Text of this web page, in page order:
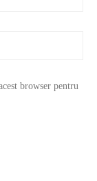
browser pentru